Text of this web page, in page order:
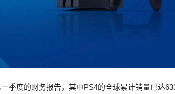
季度的财务报告，其中PS4的全球累计销量已达